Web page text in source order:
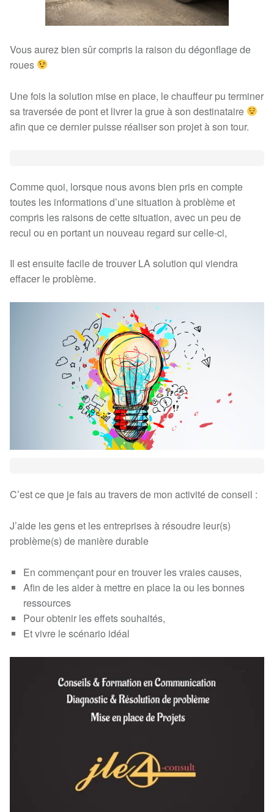
Vous aurez bien sûr compris la raison du dégonflage de
roues
Une fois la solution mise en place, le chauffeur pu terminer
sa traversée de pont et livrer la grue à son destinataire
afin que ce dernier puisse réaliser son projet à son tour.
Comme quoi, lorsque nous avons bien pris en compte
toutes les informations d’une situation à problème et
compris les raisons de cette situation, avec un peu de
recul ou en portant un nouveau regard sur celle-ci,
Il est ensuite facile de trouver LA solution qui viendra
effacer le problème.
C’est ce que je fais au travers de mon activité de conseil :
J’aide les gens et les entreprises à résoudre leur(s)
problème(s) de manière durable
En commençant pour en trouver les vraies causes,
Afin de les aider à mettre en place la ou les bonnes
ressources
Pour obtenir les effets souhaités,
Et vivre le scénario idéal